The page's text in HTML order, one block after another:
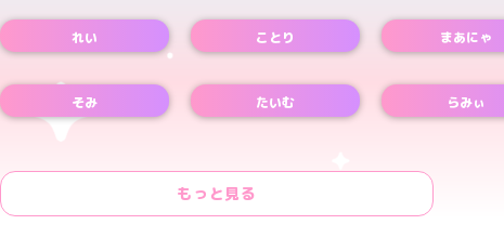
れい
ことり
まあにゃ
そみ
たいむ
らみぃ
もっと見る